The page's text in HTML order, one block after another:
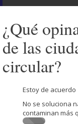
¿Qué
de las
circular?
Estoy de acuerdo
No se soluciona
contaminan más